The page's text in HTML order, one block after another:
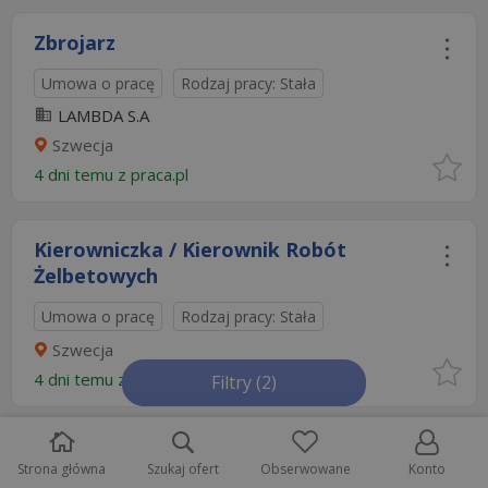
Filtry (2)
Zbrojarz
Umowa o pracę Rodzaj pracy: Stała
LAMBDA S.A
Szwecja
4 dni temu z praca.pl
Kierowniczka / Kierownik Robót
Żelbetowych
Umowa o pracę Rodzaj pracy: Stała
Szwecja
4 dni temu z
Pracownik ogólnobudowlany
Strona główna Szukaj ofert Obserwowane Konto